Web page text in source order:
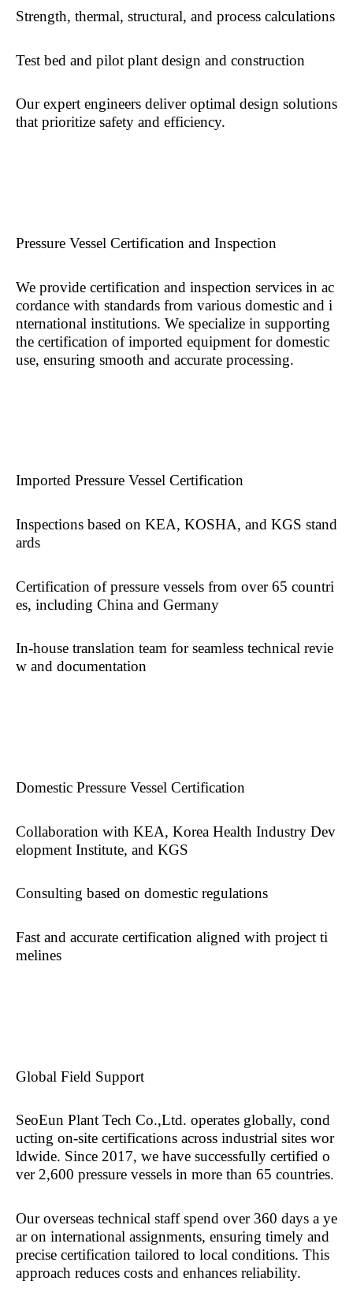
Strength, thermal, structural, and process calculations
Test bed and pilot plant design and construction
Our expert engineers deliver optimal design solutions
that prioritize safety and efficiency.
Pressure Vessel Certification and Inspection
We provide certification and inspection services in ac
cordance with standards from various domestic and i
nternational institutions. We specialize in supporting
the certification of imported equipment for domestic
use, ensuring smooth and accurate processing.
Imported Pressure Vessel Certification
Inspections based on KEA, KOSHA, and KGS stand
ards
Certification of pressure vessels from over 65 countri
es, including China and Germany
In-house translation team for seamless technical revie
w and documentation
Domestic Pressure Vessel Certification
Collaboration with KEA, Korea Health Industry Dev
elopment Institute, and KGS
Consulting based on domestic regulations
Fast and accurate certification aligned with project ti
melines
Global Field Support
SeoEun Plant Tech Co.,Ltd. operates globally, cond
ucting on-site certifications across industrial sites wor
ldwide. Since 2017, we have successfully certified o
ver 2,600 pressure vessels in more than 65 countries.
Our overseas technical staff spend over 360 days a ye
ar on international assignments, ensuring timely and
precise certification tailored to local conditions. This
approach reduces costs and enhances reliability.